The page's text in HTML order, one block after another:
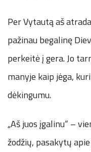
Per Vytautą aš
pažinau begalinę
perkeitė į gera. Jo
manyje kaip jėga,
dėkingumu.
„Aš juos įgalinu“ –
žodžių, pasakytų